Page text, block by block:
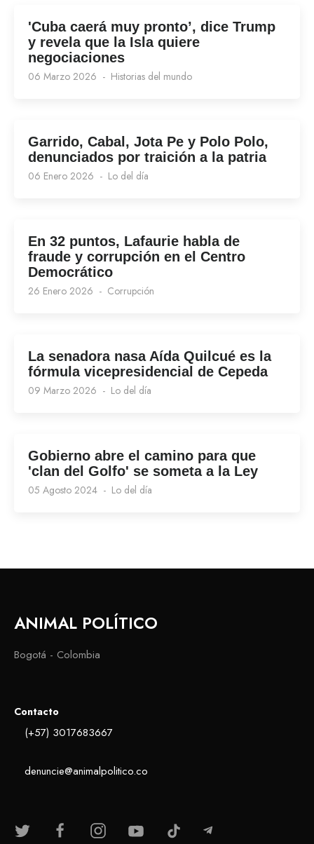
'Cuba caerá muy pronto’, dice Trump
y revela que la Isla quiere
negociaciones
06 Marzo 2026 Historias del mundo
Garrido, Cabal, Jota Pe y Polo Polo,
denunciados por traición a la patria
06 Enero 2026 Lo del día
En 32 puntos, Lafaurie habla de
fraude y corrupción en el Centro
Democrático
26 Enero 2026 Corrupción
La senadora nasa Aída Quilcué es la
fórmula vicepresidencial de Cepeda
09 Marzo 2026 Lo del día
Gobierno abre el camino para que
'clan del Golfo' se someta a la Ley
05 Agosto 2024 Lo del día
ANIMAL POLÍTICO
Bogotá - Colombia
Contacto
(+57) 3017683667
denuncie@animalpolitico.co